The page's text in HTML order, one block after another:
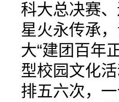
科大总决赛
星火永传承
大“建团百年
型校园文化
排五六次，